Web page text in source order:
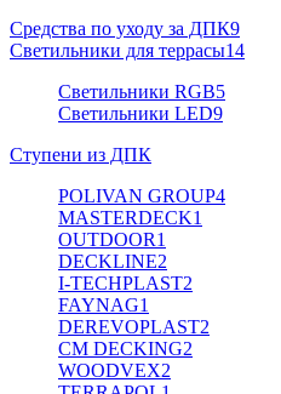
Средства по уходу за ДПК9
Светильники для террасы14
Светильники RGB5
Светильники LED9
Ступени из ДПК
POLIVAN GROUP4
MASTERDECK1
OUTDOOR1
DECKLINE2
I-TECHPLAST2
FAYNAG1
DEREVOPLAST2
CM DECKING2
WOODVEX2